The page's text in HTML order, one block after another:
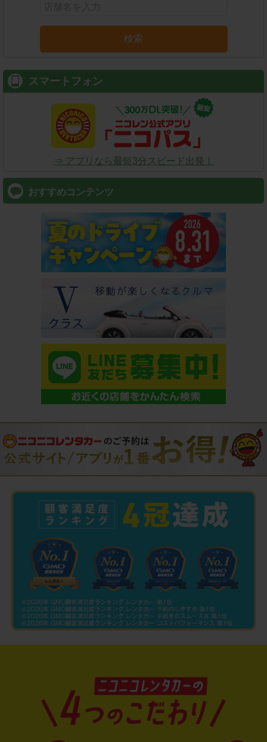
検索
スマートフォン
⇒ アプリなら最短3分スピード出発！
おすすめコンテンツ